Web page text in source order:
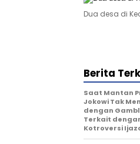
Dua desa di
Berita
Saat Mantan
Jokowi Tak
dengan
Terkait
Kotroversi